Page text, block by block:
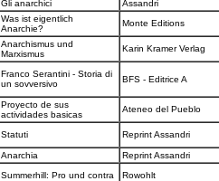
Gli anarchici
Assandri
Was ist eigentlich
Anarchie?
Monte Editions
Anarchismus und
Marxismus
Karin Kramer Verlag
Franco Serantini - Storia di
un sovversivo
BFS - Editrice A
Proyecto de sus
actividades basicas
Ateneo del Pueblo
Statuti Reprint Assandri
Anarchia
Reprint Assandri
Summerhill: Pro und contra Rowohlt